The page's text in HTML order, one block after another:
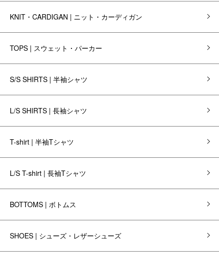
KNIT・CARDIGAN | ニット・カーディガン
TOPS | スウェット・パーカー
S/S SHIRTS | 半袖シャツ
L/S SHIRTS | 長袖シャツ
T-shirt | 半袖Tシャツ
L/S T-shirt | 長袖Tシャツ
BOTTOMS | ボトムス
SHOES | シューズ・レザーシューズ